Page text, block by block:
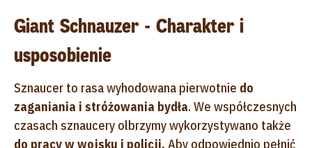
Giant Schnauzer - Charakter i
usposobienie
Sznaucer to rasa wyhodowana pierwotnie do
zaganiania i stróżowania bydła. We współczesnych
czasach sznaucery olbrzymy wykorzystywano także
do pracy wwojsku i policji. Aby odpowiednio pełnić